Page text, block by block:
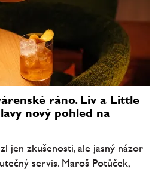
ráno. Liv a Little
nový pohled na
jen zkušenosti, ale jasný názor
servis. Maroš Potůček,